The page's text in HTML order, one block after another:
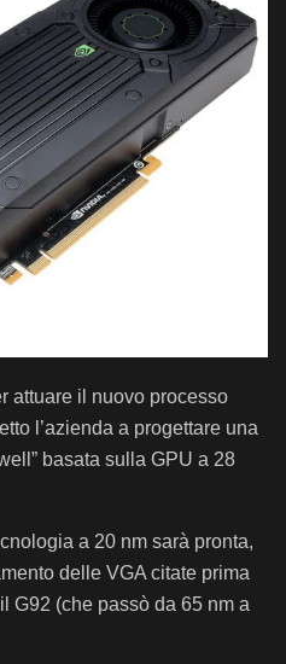
attuare il nuovo processo
l’azienda a progettare una
basata sulla GPU a 28
a 20 nm sarà pronta,
delle VGA citate prima
G92 (che passò da 65 nm a